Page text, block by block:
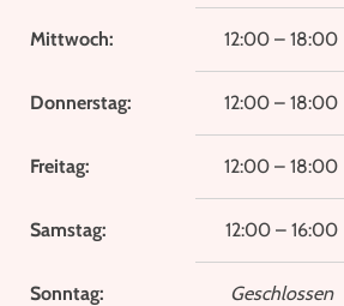
Mittwoch: 12:00 – 18:00
Donnerstag: 12:00 – 18:00
Freitag: 12:00 – 18:00
Samstag: 12:00 – 16:00
Sonntag: Geschlossen